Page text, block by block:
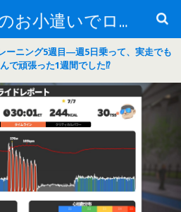
月30,000円のお小遣いでロードバイク
ーニング5週目―週5日乗って、実走でも
で頑張った1週間でした⁉